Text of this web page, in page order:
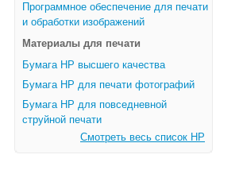
Программное обеспечение для печати
и обработки изображений
Материалы для печати
Бумага HP высшего качества
Бумага HP для печати фотографий
Бумага HP для повседневной
струйной печати
Смотреть весь список HP